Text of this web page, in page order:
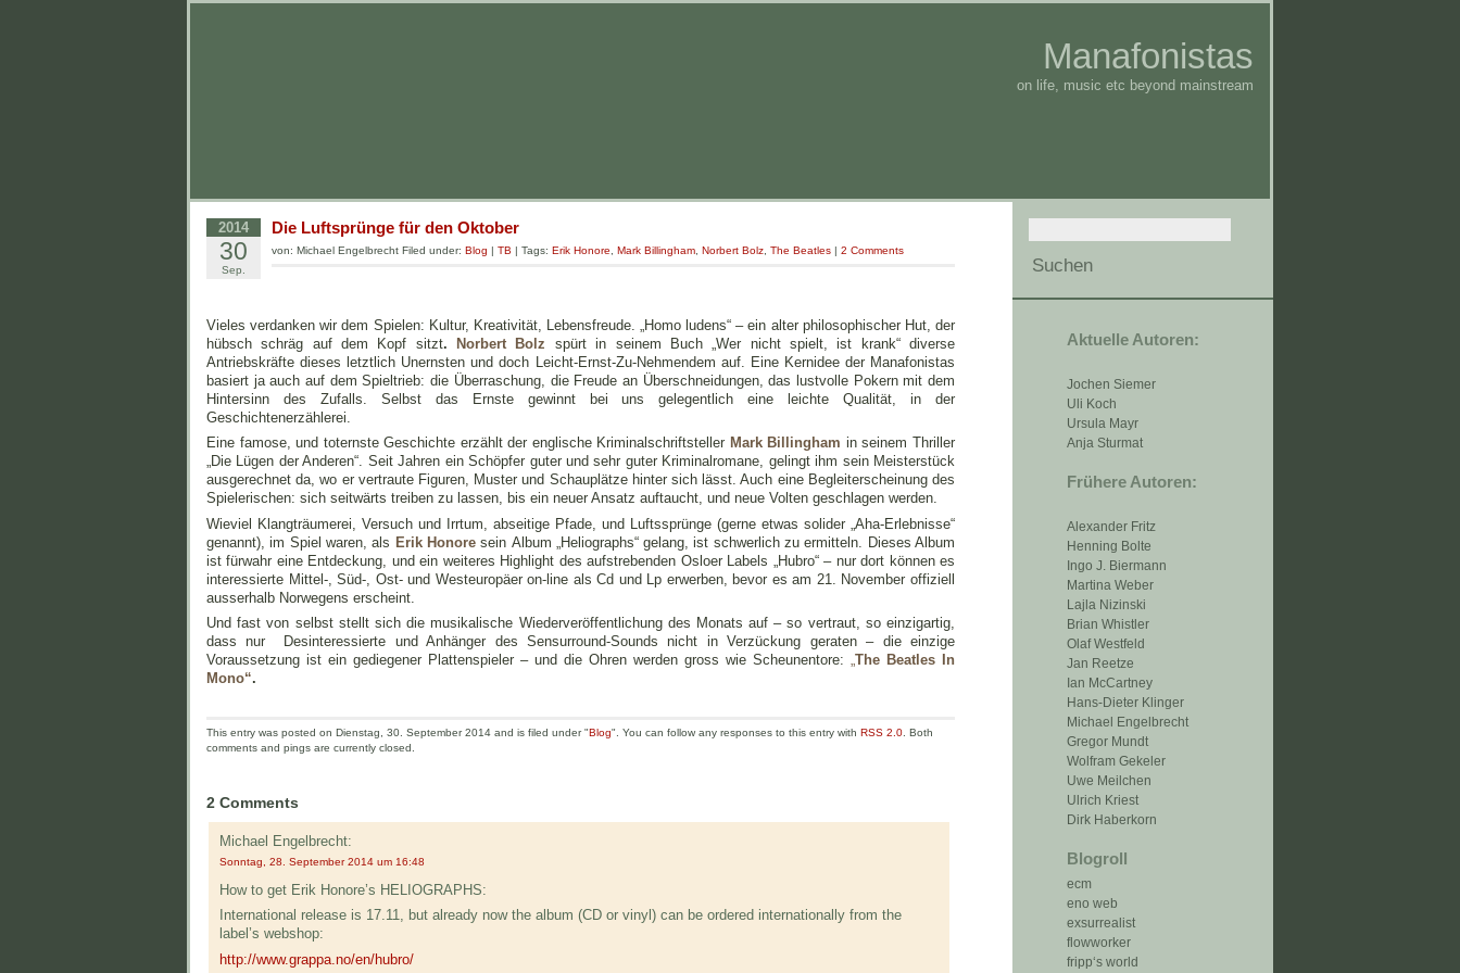
Manafonistas
on life, music etc beyond mainstream
Aktuelle Autoren:
Jochen Siemer
Uli Koch
Ursula Mayr
Anja Sturmat
Frühere Autoren:
Alexander Fritz
Henning Bolte
Ingo J. Biermann
Martina Weber
Lajla Nizinski
Brian Whistler
Olaf Westfeld
Jan Reetze
Ian McCartney
Hans-Dieter Klinger
Michael Engelbrecht
Gregor Mundt
Wolfram Gekeler
Uwe Meilchen
Ulrich Kriest
Dirk Haberkorn
Blogroll
ecm
eno web
exsurrealist
flowworker
fripp‘s world
2014
30
Sep.
Die Luftsprünge für den Oktober
von: Michael Engelbrecht Filed under: Blog | TB | Tags: Erik Honore Mark Billingham Norbert Bolz The Beatles | 2 Comments
Vieles verdanken wir dem Spielen: Kultur, Kreativität, Lebensfreude. „Homo ludens“ – ein alter philosophischer Hut, der
hübsch schräg auf dem Kopf sitzt. Norbert Bolz spürt in seinem Buch „Wer nicht spielt, ist krank“ diverse
Antriebskräfte dieses letztlich Unernsten und doch Leicht-Ernst-Zu-Nehmendem auf. Eine Kernidee der Manafonistas
basiert ja auch auf dem Spieltrieb: die Überraschung, die Freude an Überschneidungen, das lustvolle Pokern mit dem
Hintersinn des Zufalls. Selbst das Ernste gewinnt bei uns gelegentlich eine leichte Qualität, in der
Geschichtenerzählerei.
Eine famose, und toternste Geschichte erzählt der englische Kriminalschriftsteller Mark Billingham in seinem Thriller
„Die Lügen der Anderen“. Seit Jahren ein Schöpfer guter und sehr guter Kriminalromane, gelingt ihm sein Meisterstück
ausgerechnet da, wo er vertraute Figuren, Muster und Schauplätze hinter sich lässt. Auch eine Begleiterscheinung des
Spielerischen: sich seitwärts treiben zu lassen, bis ein neuer Ansatz auftaucht, und neue Volten geschlagen werden.
Wieviel Klangträumerei, Versuch und Irrtum, abseitige Pfade, und Luftssprünge (gerne etwas solider „Aha-Erlebnisse“
genannt), im Spiel waren, als Erik Honoresein Album „Heliographs“ gelang, ist schwerlich zu ermitteln. Dieses Album
ist fürwahr eine Entdeckung, und ein weiteres Highlight des aufstrebenden Osloer Labels „Hubro“ – nur dort können es
interessierte Mittel-, Süd-, Ost- und Westeuropäer on-line als Cd und Lp erwerben, bevor es am 21. November offiziell
ausserhalb Norwegens erscheint.
Und fast von selbst stellt sich die musikalische Wiederveröffentlichung des Monats auf – so vertraut, so einzigartig,
dass nur Desinteressierte und Anhänger des Sensurround-Sounds nicht in Verzückung geraten – die einzige
Voraussetzung ist ein gediegener Plattenspieler – und die Ohren werden gross wie Scheunentore: „The Beatles In
Mono“.
This entry was posted on Dienstag, 30. September 2014 and is filed under "Blog". You can follow any responses to this entry with RSS 2.0 . Both
comments and pings are currently closed.
2 Comments
Michael Engelbrecht:
Sonntag, 28. September 2014 um 16:48
How to get Erik Honore’s HELIOGRAPHS:
International release is 17.11, but already now the album (CD or vinyl) can be ordered internationally from the
label’s webshop:
http://www.grappa.no/en/hubro/